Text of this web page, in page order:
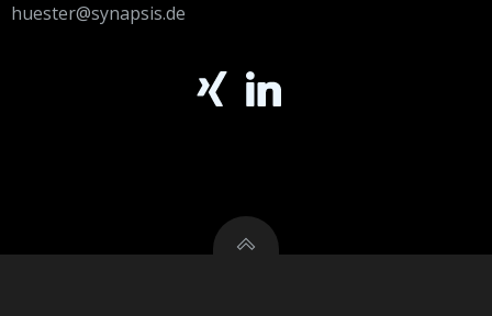
huester@synapsis.de